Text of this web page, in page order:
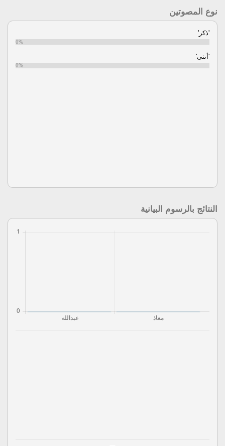
نوع المصوتين
'ذكر'
0%
'أنثى'
0%
النتائج بالرسوم البيانية